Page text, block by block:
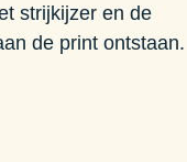
strijkijzer en de
de print ontstaan.